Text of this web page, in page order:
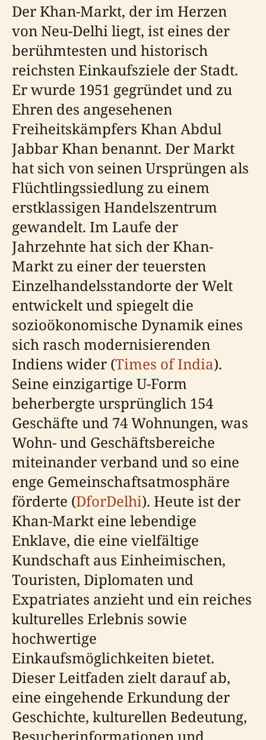
Der Khan-Markt, der im Herzen
von Neu-Delhi liegt, ist eines der
berühmtesten und historisch
reichsten Einkaufsziele der Stadt.
Er wurde 1951 gegründet und zu
Ehren des angesehenen
Freiheitskämpfers Khan Abdul
Jabbar Khan benannt. Der Markt
hat sich von seinen Ursprüngen als
Flüchtlingssiedlung zu einem
erstklassigen Handelszentrum
gewandelt. Im Laufe der
Jahrzehnte hat sich der Khan-
Markt zu einer der teuersten
Einzelhandelsstandorte der Welt
entwickelt und spiegelt die
sozioökonomische Dynamik eines
sich rasch modernisierenden
Indiens wider (Times of India).
Seine einzigartige U-Form
beherbergte ursprünglich 154
Geschäfte und 74 Wohnungen, was
Wohn- und Geschäftsbereiche
miteinander verband und so eine
enge Gemeinschaftsatmosphäre
förderte (DforDelhi). Heute ist der
Khan-Markt eine lebendige
Enklave, die eine vielfältige
Kundschaft aus Einheimischen,
Touristen, Diplomaten und
Expatriates anzieht und ein reiches
kulturelles Erlebnis sowie
hochwertige
Einkaufsmöglichkeiten bietet.
Dieser Leitfaden zielt darauf ab,
eine eingehende Erkundung der
Geschichte, kulturellen Bedeutung,
Besucherinformationen und